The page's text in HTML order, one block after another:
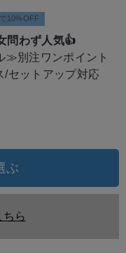
10%OFF
問わず人気👍
≫別注ワンポイント
/セットアップ対応
ぶ
ちら